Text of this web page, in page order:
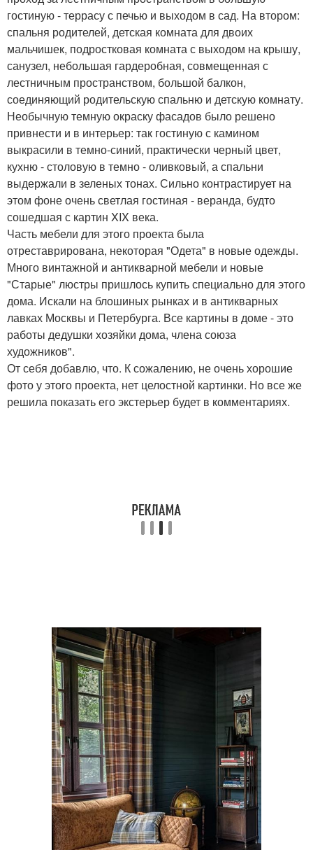
гостиную - террасу с печью и выходом в сад. На втором:
спальня родителей, детская комната для двоих
мальчишек, подростковая комната с выходом на крышу,
санузел, небольшая гардеробная, совмещенная с
лестничным пространством, большой балкон,
соединяющий родительскую спальню и детскую комнату.
Необычную темную окраску фасадов было решено
привнести и в интерьер: так гостиную с камином
выкрасили в темно-синий, практически черный цвет,
кухню - столовую в темно - оливковый, а спальни
выдержали в зеленых тонах. Сильно контрастирует на
этом фоне очень светлая гостиная - веранда, будто
сошедшая с картин XIX века.
Часть мебели для этого проекта была
отреставрирована, некоторая "Одета" в новые одежды.
Много винтажной и антикварной мебели и новые
"Старые" люстры пришлось купить специально для этого
дома. Искали на блошиных рынках и в антикварных
лавках Москвы и Петербурга. Все картины в доме - это
работы дедушки хозяйки дома, члена союза
художников".
От себя добавлю, что. К сожалению, не очень хорошие
фото у этого проекта, нет целостной картинки. Но все же
решила показать его экстерьер будет в комментариях.